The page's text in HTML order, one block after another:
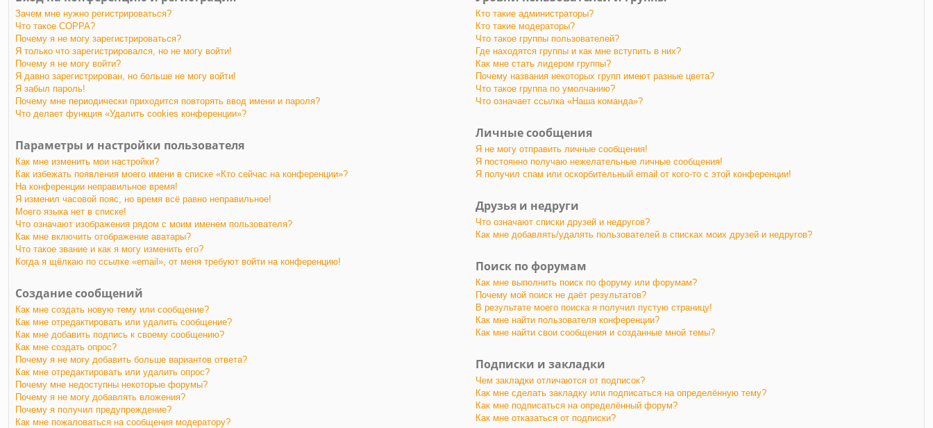
Зачем мне нужно регистрироваться?
Что такое COPPA?
Почему я не могу зарегистрироваться?
Я только что зарегистрировался, но не могу войти!
Почему я не могу войти?
Я давно зарегистрирован, но больше не могу войти!
Я забыл пароль!
Почему мне периодически приходится повторять ввод имени и пароля?
Что делает функция «Удалить cookies конференции»?
Параметры и настройки пользователя
Как мне изменить мои настройки?
Как избежать появления моего имени в списке «Кто сейчас на конференции»?
На конференции неправильное время!
Я изменил часовой пояс, но время всё равно неправильное!
Моего языка нет в списке!
Что означают изображения рядом с моим именем пользователя?
Как мне включить отображение аватары?
Что такое звание и как я могу изменить его?
Когда я щёлкаю по ссылке «email», от меня требуют войти на конференцию!
Создание сообщений
Как мне создать новую тему или сообщение?
Как мне отредактировать или удалить сообщение?
Как мне добавить подпись к своему сообщению?
Как мне создать опрос?
Почему я не могу добавить больше вариантов ответа?
Как мне отредактировать или удалить опрос?
Почему мне недоступны некоторые форумы?
Почему я не могу добавлять вложения?
Почему я получил предупреждение?
Как мне пожаловаться на сообщения модератору?
Кто такие администраторы?
Кто такие модераторы?
Что такое группы пользователей?
Где находятся группы и как мне вступить в них?
Как мне стать лидером группы?
Почему названия некоторых групп имеют разные цвета?
Что такое группа по умолчанию?
Что означает ссылка «Наша команда»?
Личные сообщения
Я не могу отправить личные сообщения!
Я постоянно получаю нежелательные личные сообщения!
Я получил спам или оскорбительный email от кого-то с этой конференции!
Друзья и недруги
Что означают списки друзей и недругов?
Как мне добавлять/удалять пользователей в списках моих друзей и недругов?
Поиск по форумам
Как мне выполнить поиск по форуму или форумам?
Почему мой поиск не даёт результатов?
В результате моего поиска я получил пустую страницу!
Как мне найти пользователя конференции?
Как мне найти свои сообщения и созданные мной темы?
Подписки и закладки
Чем закладки отличаются от подписок?
Как мне сделать закладку или подписаться на определённую тему?
Как мне подписаться на определённый форум?
Как мне отказаться от подписки?